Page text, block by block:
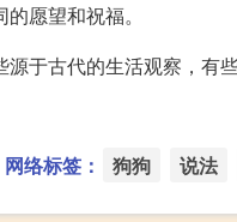
愿望和祝福。
于古代的生活观察，有
网络标签： 狗狗 说法